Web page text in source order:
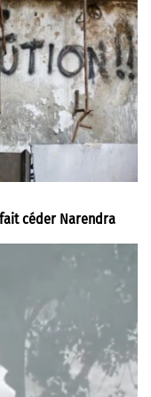
céder Narendra